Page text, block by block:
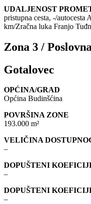
UDALJENOST
pristupna cesta, -/
km/Zračna luka Franjo
Zona 3 /
Gotalovec
OPĆINA/GRAD
Općina Budinšćina
POVRŠINA ZONE
193.000 m²
VELIČINA
–
DOPUŠTENI
–
DOPUŠTENI
–